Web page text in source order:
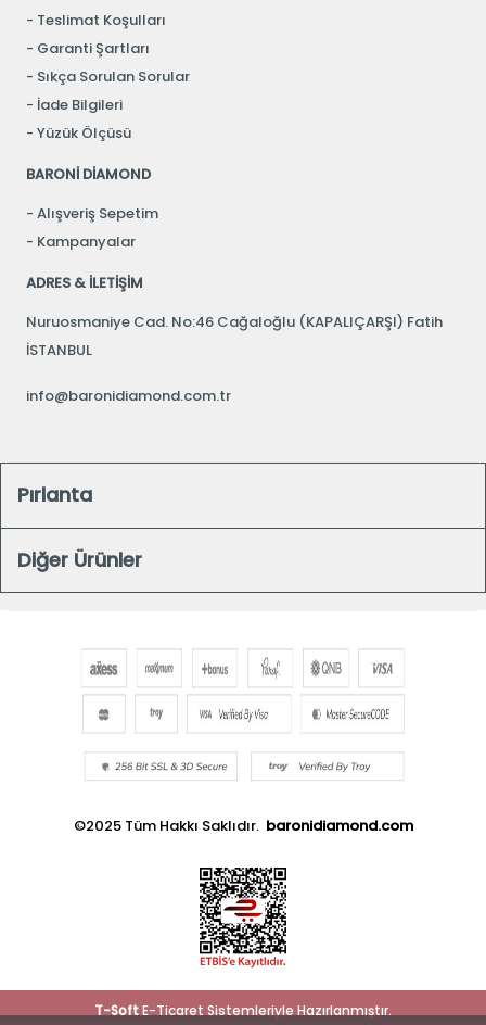
Teslimat Koşulları
Garanti Şartları
Sıkça Sorulan Sorular
İade Bilgileri
Yüzük Ölçüsü
BARONİ DİAMOND
Alışveriş Sepetim
Kampanyalar
ADRES & İLETİŞİM
Nuruosmaniye Cad. No:46 Cağaloğlu (KAPALIÇARŞI) Fatih
İSTANBUL
info@baronidiamond.com.tr
Pırlanta
Diğer Ürünler
©2025 Tüm Hakkı Saklıdır. baronidiamond.com
T-SoftE-Ticaret Sistemleriyle Hazırlanmıştır.